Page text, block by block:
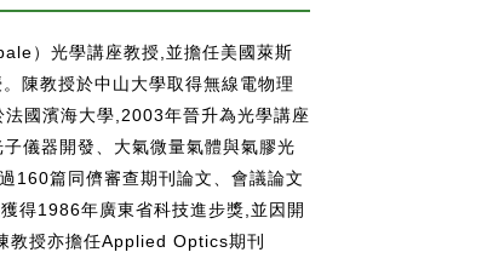
）光學講座教授,並擔任美國萊斯
陳教授於中山大學取得無線電物理
國濱海大學,2003年晉升為光學講座
儀器開發、大氣微量氣體與氣膠光
160篇同儕審查期刊論文、會議論文
得1986年廣東省科技進步獎,並因開
授亦擔任Applied Optics期刊